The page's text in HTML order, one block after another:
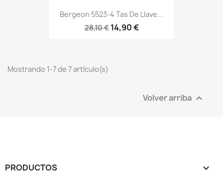
Bergeon 5523-4 Tas De Llave...
28,10 € 14,90 €
Mostrando 1-7 de 7 artículo(s)
Volver arriba 
PRODUCTOS 